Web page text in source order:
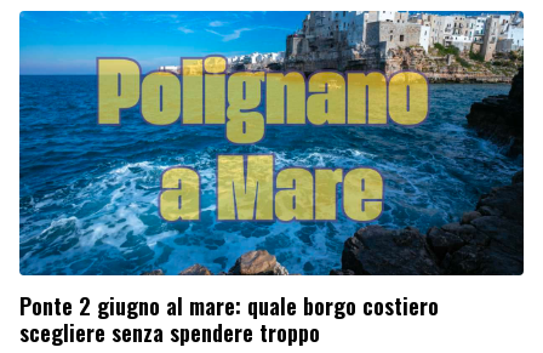
Ponte 2 giugno al mare: quale borgo costiero
scegliere senza spendere troppo